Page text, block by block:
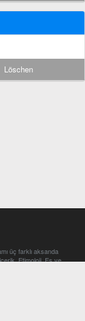
Löschen
üç farklı aksanda
Etimoloji, Eş ve